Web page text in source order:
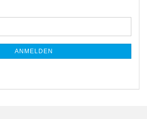
ANMELDEN